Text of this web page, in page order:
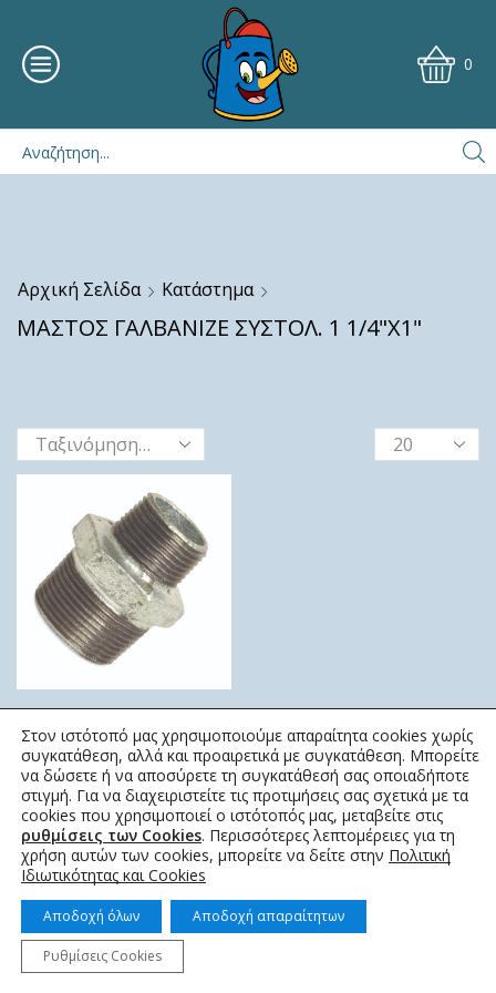
0
Αρχική Σελίδα Κατάστημα
ΜΑΣΤΟΣ ΓΑΛΒΑΝΙΖΕ ΣΥΣΤΟΛ. 1 1/4"Χ1"
ΓΑΛΒΑΝΙΖΕ
3,47€ – 53,32€
© 2022 topotistiraki.gr | Powered by idcs
Στον ιστότοπό μας χρησιμοποιούμε απαραίτητα cookies χωρίς
συγκατάθεση, αλλά και προαιρετικά με συγκατάθεση. Μπορείτε
να δώσετε ή να αποσύρετε τη συγκατάθεσή σας οποιαδήποτε
στιγμή. Για να διαχειριστείτε τις προτιμήσεις σας σχετικά με τα
cookies που χρησιμοποιεί ο ιστότοπός μας, μεταβείτε στις
ρυθμίσεις των Cookies. Περισσότερες λεπτομέρειες για τη
χρήση αυτών των cookies, μπορείτε να δείτε στην Πολιτική
Ιδιωτικότητας και Cookies
Αποδοχή όλων Αποδοχή απαραίτητων
Ρυθμίσεις Cookies